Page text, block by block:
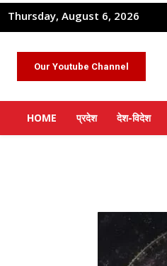
Thursday, August 6, 2026
Our Youtube Channel
HOME प्रदेश देश-विदेश